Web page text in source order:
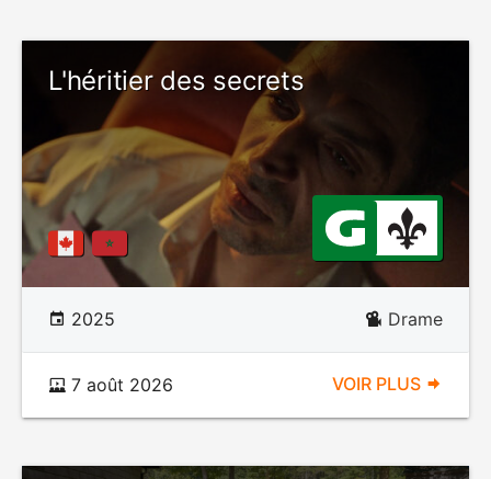
L'héritier des secrets
2025 Drame
7 août 2026 VOIR PLUS